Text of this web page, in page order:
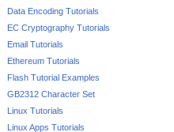
Data Encoding Tutorials
EC Cryptography Tutorials
Email Tutorials
Ethereum Tutorials
Flash Tutorial Examples
GB2312 Character Set
Linux Tutorials
Linux Apps Tutorials